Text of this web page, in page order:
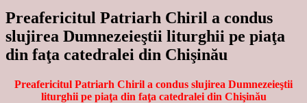
Preafericitul Patriarh Chiril a condus
slujirea Dumnezeieştii liturghii pe piaţa
din faţa catedralei din Chişinău
Preafericitul Patriarh Chiril a condus slujirea Dumnezeieştii
liturghii pe piaţa din faţa catedralei din Chişinău